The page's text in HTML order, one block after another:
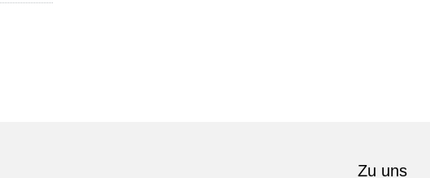
Zu uns